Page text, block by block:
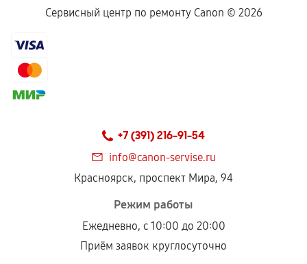
Сервисный центр по ремонту Canon © 2026
+7 (391) 216-91-54
info@canon-servise.ru
Красноярск, проспект Мира, 94
Режим работы
Ежедневно, с 10:00 до 20:00
Приём заявок круглосуточно